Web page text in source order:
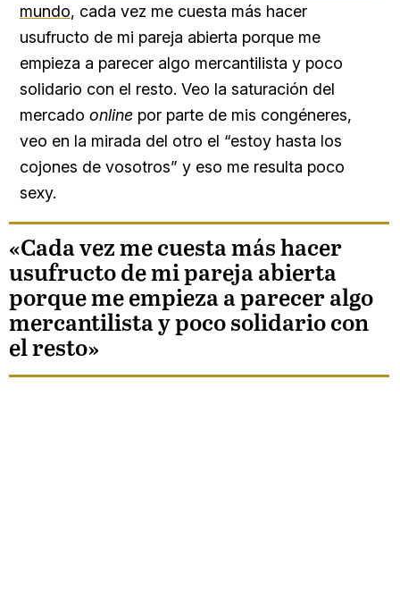
mundo, cada vez me cuesta más hacer
usufructo de mi pareja abierta porque me
empieza a parecer algo mercantilista y poco
solidario con el resto. Veo la saturación del
mercado online por parte de mis congéneres,
veo en la mirada del otro el “estoy hasta los
cojones de vosotros” y eso me resulta poco
sexy.
«Cada vez me cuesta más hacer
usufructo de mi pareja abierta
porque me empieza a parecer algo
mercantilista y poco solidario con
el resto»